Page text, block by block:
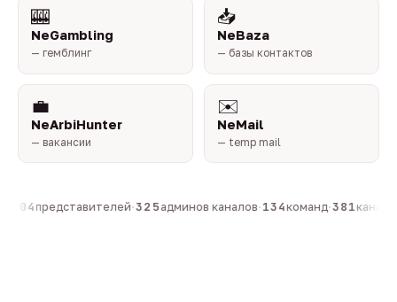
🎰
NeGambling
— гемблинг
📥
NeBaza
— базы контактов
💼
NeArbiHunter
— вакансии
✉️
NeMail
— temp mail
804представителей·325 админов каналов·134команд·381